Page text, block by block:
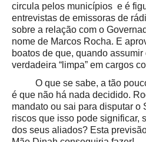
circula pelos municípios e é
entrevistas de emissoras de
sobre a relação com o
nome de Marcos Rocha. E
boatos de que, quando
verdadeira “limpa” em cargos
O que se sabe, a tão pouco
é que não há nada decidido.
mandato ou sai para disputar o
riscos que isso pode significar,
dos seus aliados? Esta